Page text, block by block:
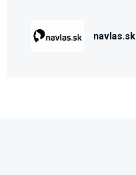
navlas.sk